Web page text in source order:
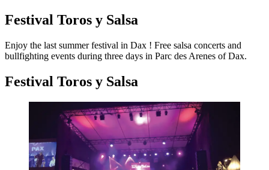
Festival Toros y Salsa
Enjoy the last summer festival in Dax ! Free salsa concerts and
bullfighting events during three days in Parc des Arenes of Dax.
Festival Toros y Salsa